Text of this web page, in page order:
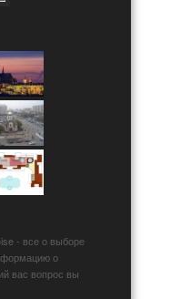
- все о выборе
о
вас вопрос вы